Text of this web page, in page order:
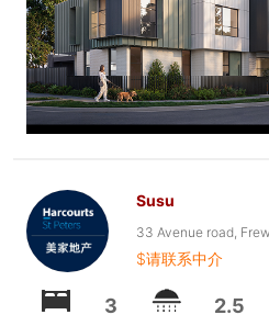
Susu
33 Avenue road,
$请联系中介
3 2.5